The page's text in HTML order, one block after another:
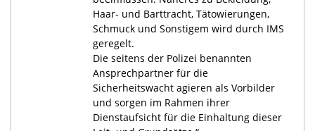
Haar- und Barttracht, Tätowierungen,
Schmuck und Sonstigem wird durch IMS
geregelt.
Die seitens der Polizei benannten
Ansprechpartner für die
Sicherheitswacht agieren als Vorbilder
und sorgen im Rahmen ihrer
Dienstaufsicht für die Einhaltung dieser